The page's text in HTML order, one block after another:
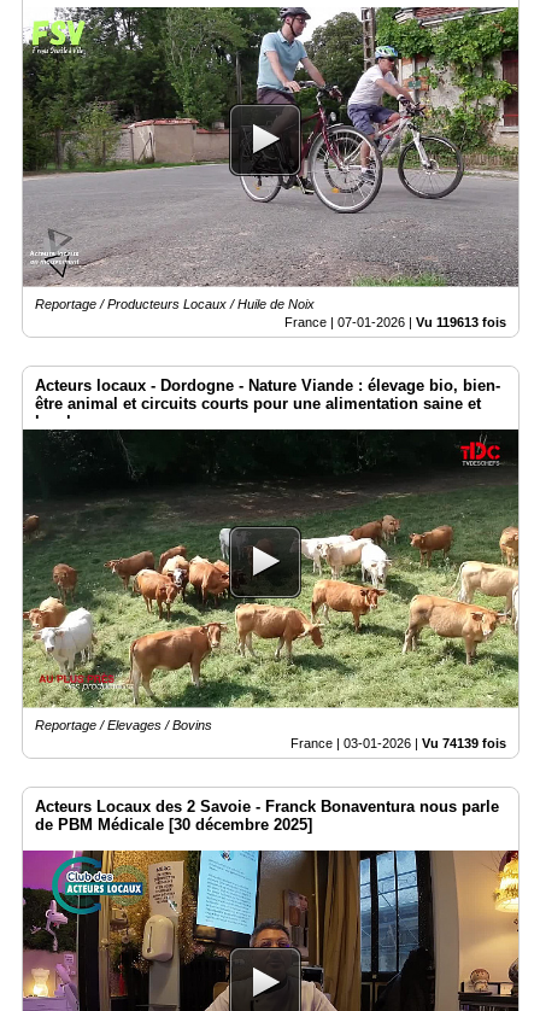
Reportage / Producteurs Locaux / Huile de Noix
France | 07-01-2026 | Vu 119613 fois
Acteurs locaux - Dordogne - Nature Viande : élevage bio, bien-
être animal et circuits courts pour une alimentation saine et
locale
Reportage / Elevages / Bovins
France | 03-01-2026 | Vu 74139 fois
Acteurs Locaux des 2 Savoie - Franck Bonaventura nous parle
de PBM Médicale [30 décembre 2025]